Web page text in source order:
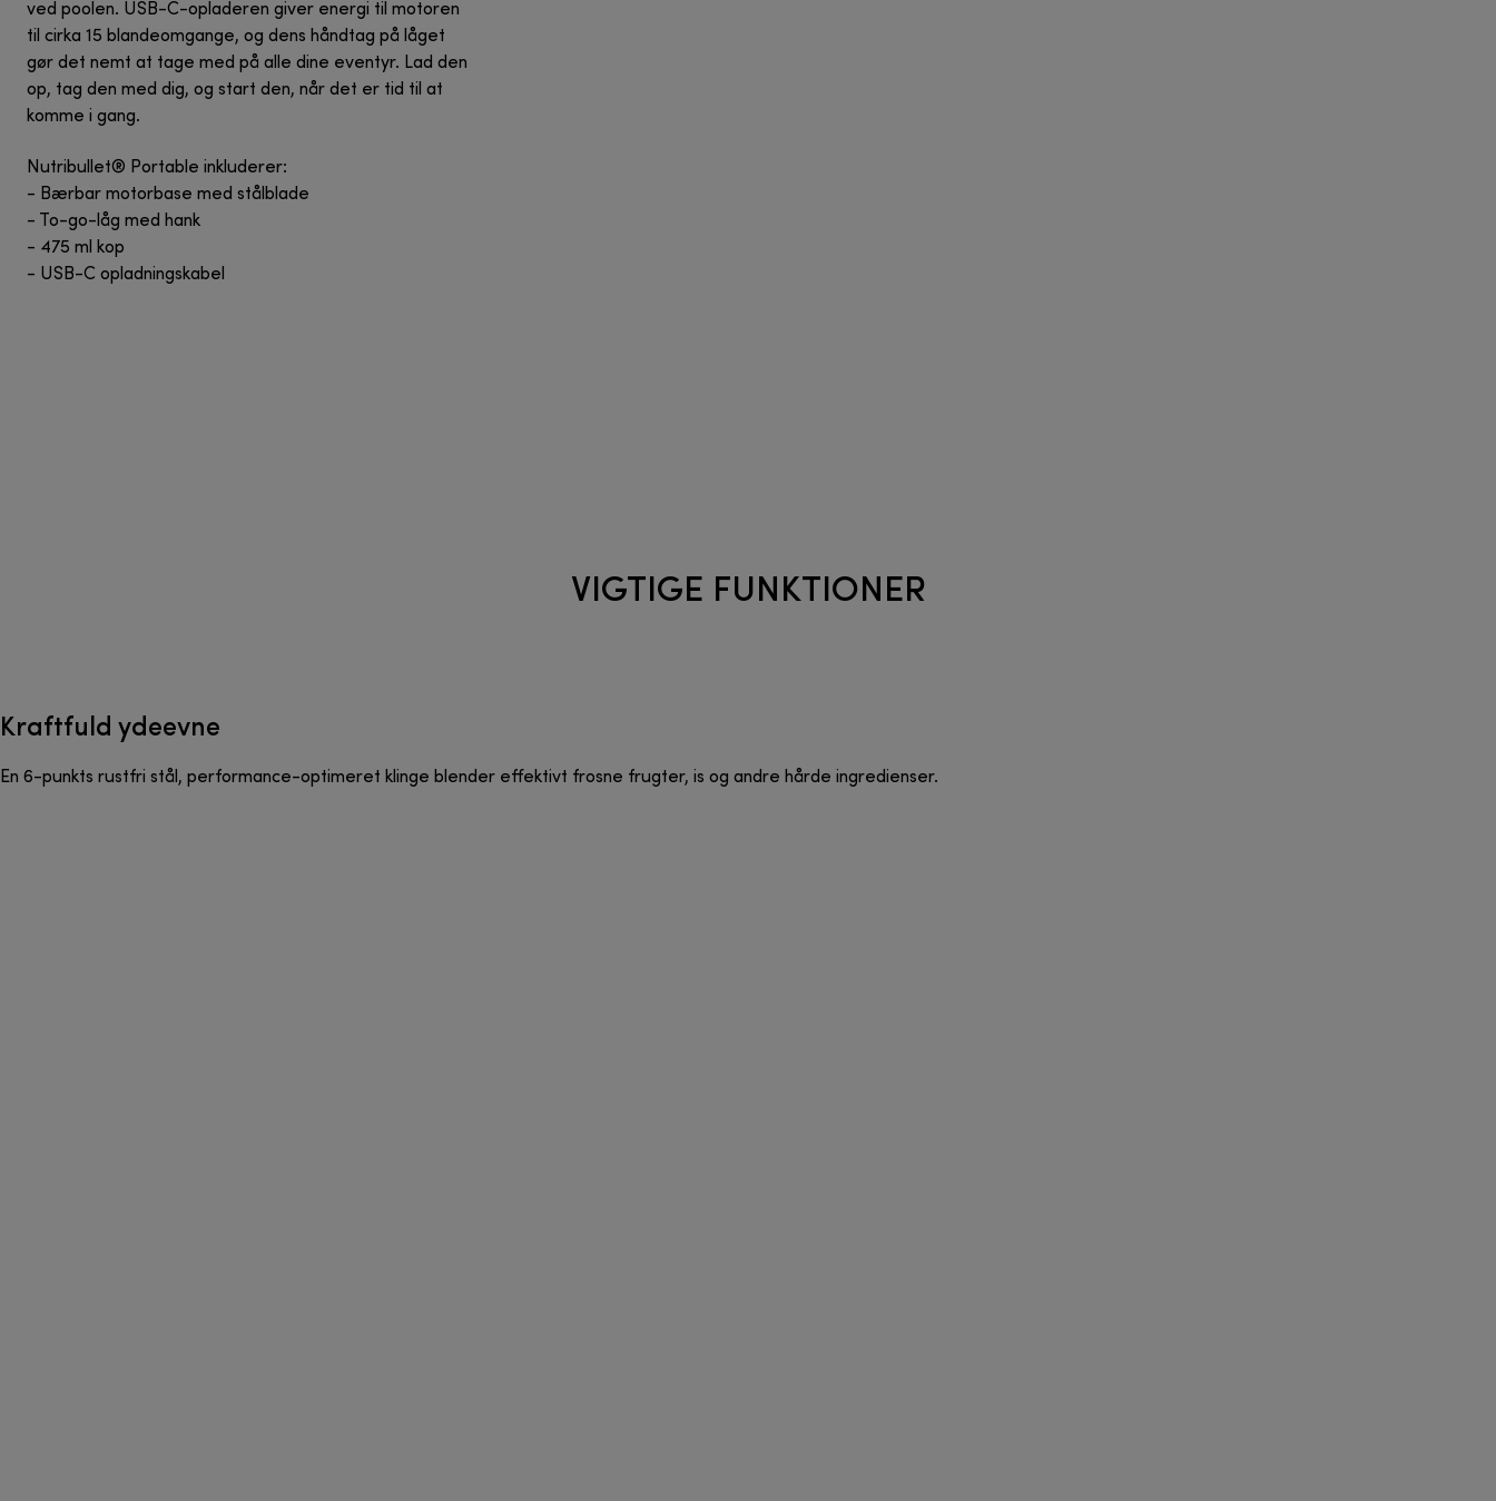
ved poolen. USB-C-opladeren giver energi til motoren
til cirka 15 blandeomgange, og dens håndtag på låget
gør det nemt at tage med på alle dine eventyr. Lad den
op, tag den med dig, og start den, når det er tid til at
komme i gang.
Nutribullet® Portable inkluderer:
- Bærbar motorbase med stålblade
- To-go-låg med hank
- 475 ml kop
- USB-C opladningskabel
VIGTIGE FUNKTIONER
Kraftfuld ydeevne
En 6-punkts rustfri stål, performance-optimeret klinge blender effektivt frosne frugter, is og andre hårde ingredienser.